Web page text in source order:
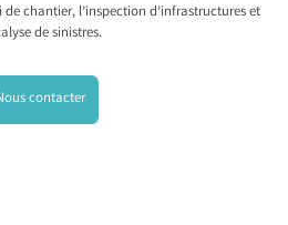
chantier, l’inspection d’infrastructures et
de sinistres.
contacter